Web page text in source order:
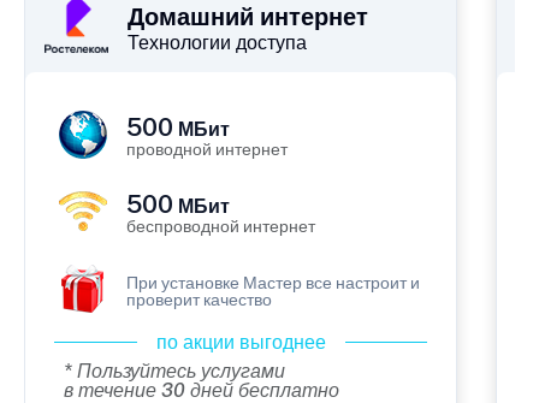
Домашний интернет
Технологии доступа
500 МБит
проводной интернет
500 МБит
беспроводной интернет
При установке Мастер все настроит и
проверит качество
по акции выгоднее
* Пользуйтесь услугами
в течение 30 дней бесплатно